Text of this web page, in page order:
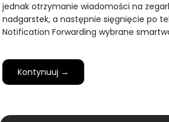
jednak otrzymanie wiadomości na
nadgarstek, a następnie sięgnięcie po
Notification Forwarding wybrane
Kontynuuj →